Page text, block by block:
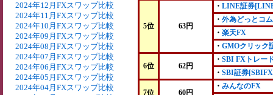
2024年12月FXスワップ比較
2024年11月FXスワップ比較
2024年10月FXスワップ比較
2024年09月FXスワップ比較
2024年08月FXスワップ比較
2024年07月FXスワップ比較
2024年06月FXスワップ比較
2024年05月FXスワップ比較
2024年04月FXスワップ比較
5位 63円
・ LINE証券
・ 外為どっとコム
・ 楽天FX
・ GMOクリック
6位 62円
・ SBI FXトレー
・ SBI証券
7位 60円
・ みんなのFX